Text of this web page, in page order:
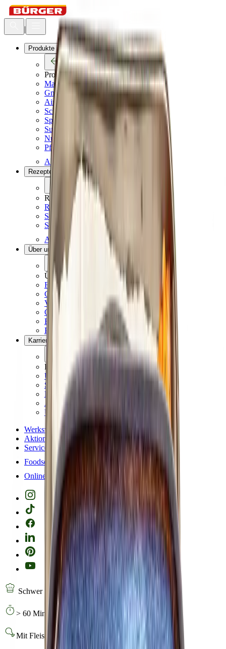
|
Produkte
Zurück
Produkte
Maultaschen
Gnocchi
Airfryer Snack BALLS
Schupfnudeln
Spätzle und Knöpfle
Suppeneinlagen
Nudelteig
Pfannkuchen
Alle Produkte
Rezepte
Zurück
Rezepte
Rezept Highlights
Schnelle Küche
Sommer
Alle Rezepte
Über uns
Zurück
Über uns
Familienunternehmen
Geschichte
Verantwortung
Qualitätsversprechen
Engagement und Sponsoring
Presse
Karriere
Zurück
Karriere
Übersicht
Stellenangebote
Dein Einstieg
Ausbildung
Unsere Abteilungen
Werksverkauf
Aktionen
Service & Hilfe
Foodservice
Onlineshop
Schwer
> 60 Minuten
Mit Fleisch